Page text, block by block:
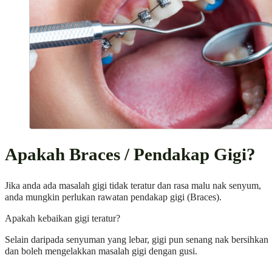
Apakah Braces / Pendakap Gigi?
Jika anda ada masalah gigi tidak teratur dan rasa malu nak senyum,
anda mungkin perlukan rawatan pendakap gigi (Braces).
Apakah kebaikan gigi teratur?
Selain daripada senyuman yang lebar, gigi pun senang nak bersihkan
dan boleh mengelakkan masalah gigi dengan gusi.